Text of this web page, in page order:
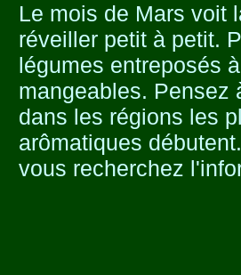
Le mois de Mars voit
réveiller petit à petit.
légumes entreposés
mangeables. Pensez
dans les régions les
arômatiques
vous recherchez